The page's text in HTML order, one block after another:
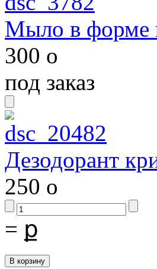
Мыло в форме
300 o
под заказ
Дезодорант
250 o
= ք